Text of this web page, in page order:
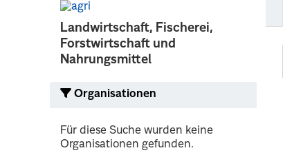
Landwirtschaft, Fischerei,
Forstwirtschaft und
Nahrungsmittel
Organisationen
Für diese Suche wurden keine
Organisationen gefunden.